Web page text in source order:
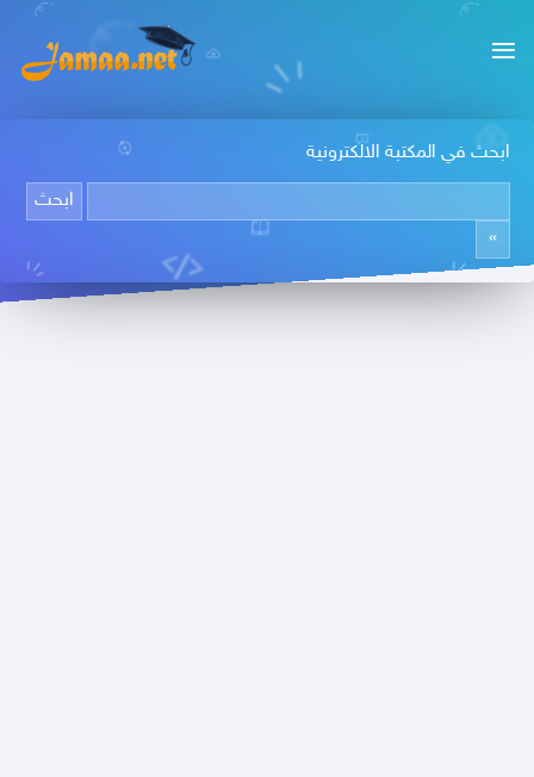
ابحث في المكتبة الالكترونية